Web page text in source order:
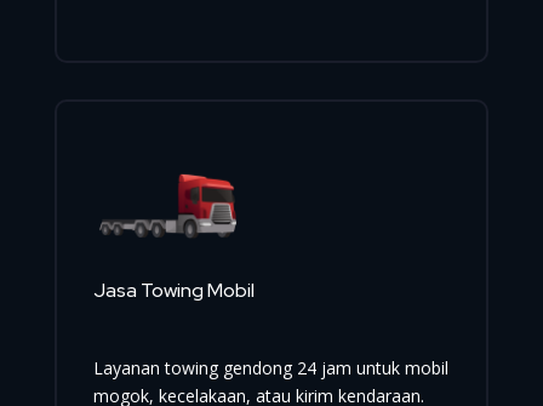
Jasa Towing Mobil
Layanan towing gendong 24 jam untuk mobil
mogok, kecelakaan, atau kirim kendaraan.